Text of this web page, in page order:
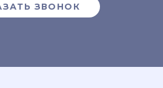
ЗВОНОК